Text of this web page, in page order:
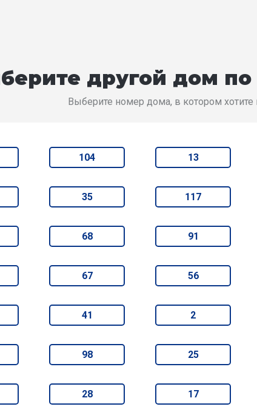
другой дом по
Выберите номер дома, в котором
104 13
35 117
68 91
67 56
41 2
98 25
28 17